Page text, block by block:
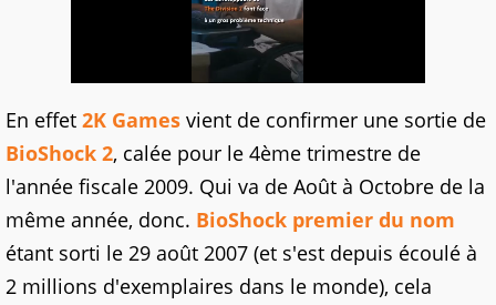
En effet 2K Games vient de confirmer une sortie de
BioShock 2, calée pour le 4ème trimestre de
l'année fiscale 2009. Qui va de Août à Octobre de la
même année, donc. BioShock premier du nom
étant sorti le 29 août 2007 (et s'est depuis écoulé à
2 millions d'exemplaires dans le monde), cela